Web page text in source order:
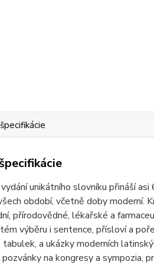
unikátního slovníku přináší
období, včetně doby moderní.
přírodovědné, lékařské a
výběru i sentence, přísloví a
a ukázky moderních
na kongresy a sympozia,